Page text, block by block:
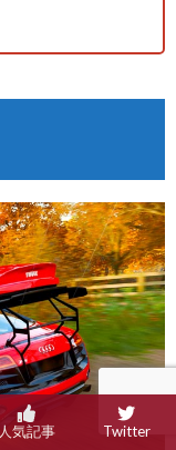
人気記事 Twitter